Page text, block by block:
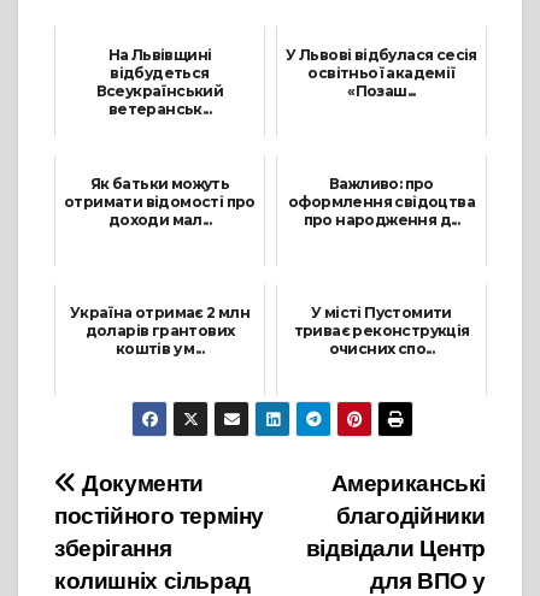
На Львівщині
відбудеться
Всеукраїнський
ветеранськ...
У Львові відбулася сесія
освітньої академії
«Позаш...
Як батьки можуть
отримати відомості про
доходи мал...
Важливо: про
оформлення свідоцтва
про народження д...
Україна отримає 2 млн
доларів грантових
коштів у м...
1 Листопада, 2022
У місті Пустомити
триває реконструкція
очисних спо...
20 Липня, 2023
Навігація
записів
Американські
благодійники
відвідали Центр
для ВПО у
Документи
постійного терміну
зберігання
колишніх сільрад